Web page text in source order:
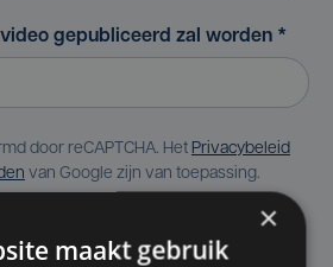
gepubliceerd zal worden *
door reCAPTCHA. Het Privacybeleid
van Google zijn van toepassing.
×
maakt gebruik